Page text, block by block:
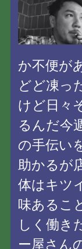
か不便が
どど凍っ
けど日々
るんだ今
の手伝い
助かるが
体はキツ
味あるこ
しく働き
ー屋さん